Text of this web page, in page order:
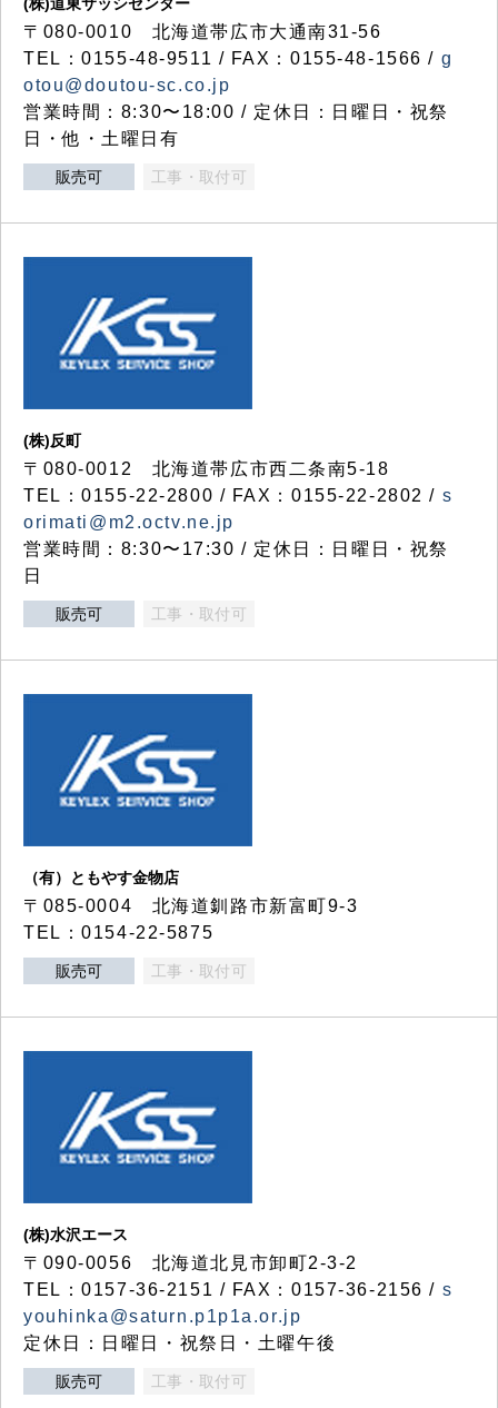
〒080-0010 北海道帯広市大通南31-56
TEL：0155-48-9511 / FAX：0155-48-1566 / g
otou@doutou-sc.co.jp
営業時間：8:30〜18:00 / 定休日：日曜日・祝祭
日・他・土曜日有
販売可 工事・取付可
(株)反町
〒080-0012 北海道帯広市西二条南5-18
TEL：0155-22-2800 / FAX：0155-22-2802 / s
orimati@m2.octv.ne.jp
営業時間：8:30〜17:30 / 定休日：日曜日・祝祭
日
販売可 工事・取付可
（有）ともやす金物店
〒085-0004 北海道釧路市新富町9-3
TEL：0154-22-5875
販売可 工事・取付可
(株)水沢エース
〒090-0056 北海道北見市卸町2-3-2
TEL：0157-36-2151 / FAX：0157-36-2156 / s
youhinka@saturn.p1p1a.or.jp
定休日：日曜日・祝祭日・土曜午後
販売可 工事・取付可